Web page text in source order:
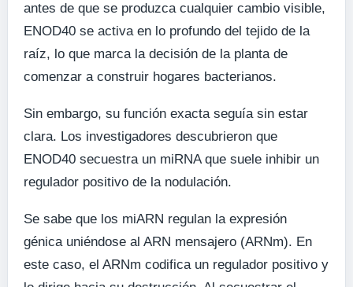
antes de que se produzca cualquier cambio visible,
ENOD40 se activa en lo profundo del tejido de la
raíz, lo que marca la decisión de la planta de
comenzar a construir hogares bacterianos.
Sin embargo, su función exacta seguía sin estar
clara. Los investigadores descubrieron que
ENOD40 secuestra un miRNA que suele inhibir un
regulador positivo de la nodulación.
Se sabe que los miARN regulan la expresión
génica uniéndose al ARN mensajero (ARNm). En
este caso, el ARNm codifica un regulador positivo y